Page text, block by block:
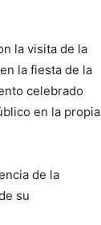
la visita de la
la fiesta de la
celebrado
en la propia
de la
su